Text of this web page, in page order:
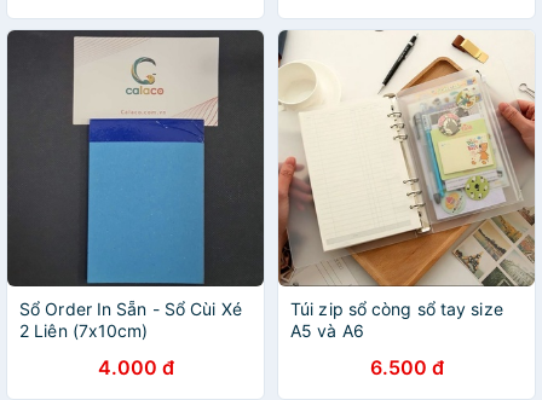
Sổ Order In Sẵn - Sổ Cùi Xé
2 Liên (7x10cm)
4.000 đ
Túi zip sổ còng sổ tay size
A5 và A6
6.500 đ